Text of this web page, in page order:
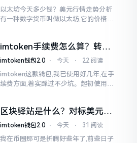
以太坊今天多少钱？美元行情走势分析
有一种数字货币叫做以太坊,它的价格走
率出现的一点点波动
imtoken手续费怎么算？转账
和交易所差别大了
imtoken钱包2.0 ⋅ 今天 ⋅ 22 阅读
imtoken这款钱包,我已使用好几年,在手
续费方面,着实踩过不少坑。起初使用时,
明白
区块驿站是什么？对标美元的
ETH到底咋回事
imtoken钱包2.0 ⋅ 今天 ⋅ 31 阅读
我在币圈那可是折腾好些年了,前些日子